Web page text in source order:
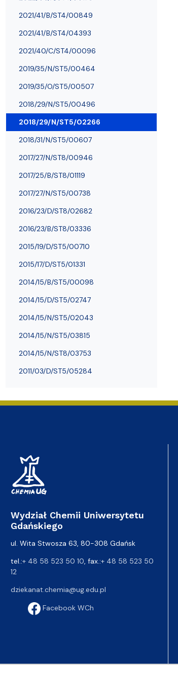
2021/41/B/ST4/00849
2021/41/B/ST4/04393
2021/40/C/ST4/00096
2019/35/N/ST5/00464
2019/35/O/ST5/00507
2018/29/N/ST5/00496
2018/29/N/ST5/02266
2018/31/N/ST5/00607
2017/27/N/ST8/00946
2017/25/B/ST8/01119
2017/27/N/ST5/00738
2016/23/D/ST8/02682
2016/23/B/ST8/03336
2015/19/D/ST5/00710
2015/17/D/ST5/01331
2014/15/B/ST5/00098
2014/15/D/ST5/02747
2014/15/N/ST5/02043
2014/15/N/ST5/03815
2014/15/N/ST8/03753
2011/03/D/ST5/05284
Wydział Chemii Uniwersytetu
Gdańskiego
ul. Wita Stwosza 63, 80-308 Gdańsk
tel.:+ 48 58 523 50 10 , fax.:+ 48 58 523 50
12
dziekanat.chemia@ug.edu.pl
Facebook WCh